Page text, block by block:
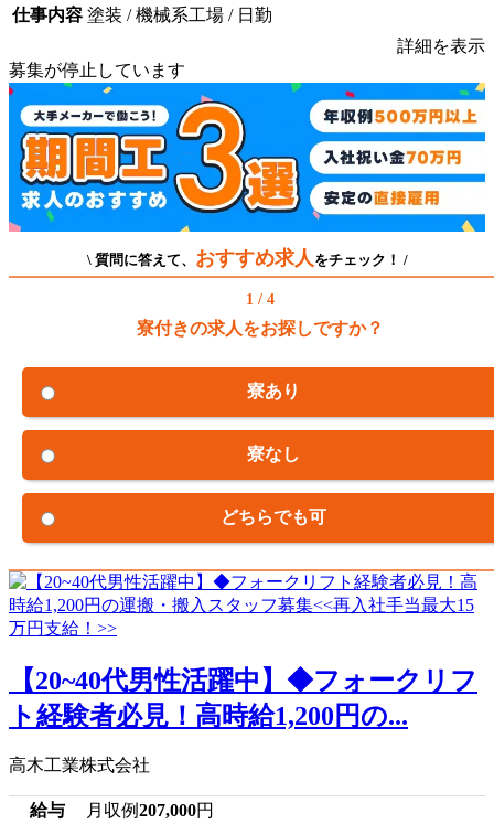
仕事内容 塗装 / 機械系工場 / 日勤
詳細を表示
募集が停止しています
\ 質問に答えて、 おすすめ求人 をチェック！ /
1 / 4
寮付きの求人をお探しですか？
寮あり
寮なし
どちらでも可
【20~40代男性活躍中】◆フォークリフ
ト経験者必見！高時給1,200円の...
高木工業株式会社
給与 月収例207,000円